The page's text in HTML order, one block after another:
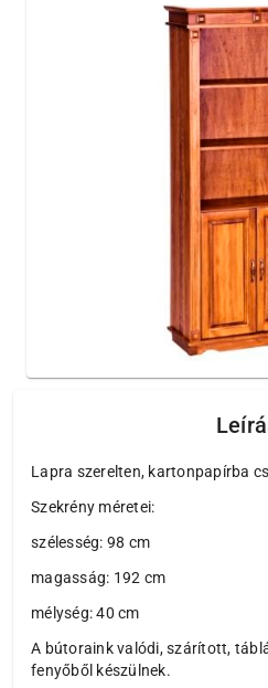
Lapra szerelten, kartonpapírba
Szekrény méretei:
szélesség: 98 cm
magasság: 192 cm
mélység: 40 cm
A bútoraink valódi, szárított,
fenyőből készülnek.